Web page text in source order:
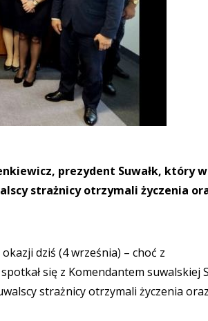
prezydent Suwałk, który w
strażnicy otrzymali życzenia
dziś (4 września) – choć z
się z Komendantem suwalskiej
strażnicy otrzymali życzenia